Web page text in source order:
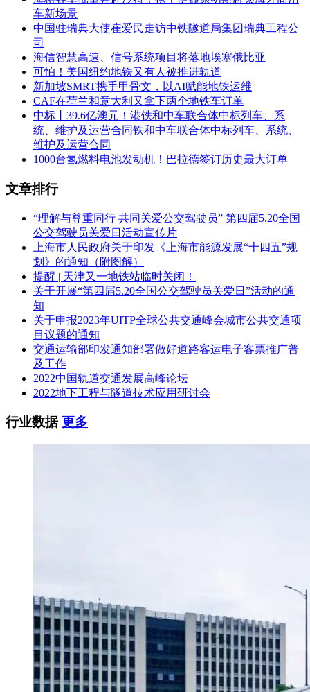
车新场景
中国驻瑞典大使崔爱民走访中铁隧道局集团瑞典工程公
司
海信智慧高速、信号系统项目将落地埃塞俄比亚
可怕！美国纽约地铁又有人被推进轨道
新加坡SMRT携手甲骨文，以AI赋能地铁运维
CAF在荷兰和意大利又拿下两个地铁车订单
中标丨39.6亿澳元！港铁和中车联合体中标列车、系
统、维护及运营合同铁和中车联合体中标列车、系统、
维护及运营合同
1000台氢燃料电池发动机！巴拉德签订历史最大订单
文章排行
“理解与尊重同行 共同关爱公交驾驶员” 第四届5.20全国
公交驾驶员关爱日活动宣传片
上海市人民政府关于印发《上海市能源发展“十四五”规
划》的通知（附图解）
提醒 | 天津又一地铁站临时关闭！
关于开展“第四届5.20全国公交驾驶员关爱日”活动的通
知
关于申报2023年UITP全球公共交通峰会城市公共交通项
目议题的通知
交通运输部印发通知部署做好道路客运电子客票推广普
及工作
2022中国轨道交通发展高峰论坛
2022地下工程与隧道技术应用研讨会
行业数据更多